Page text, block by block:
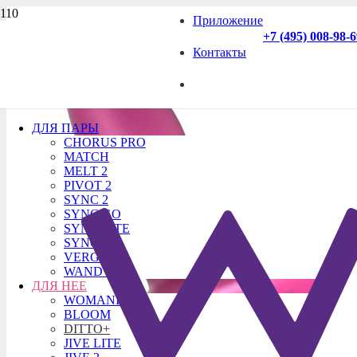
Приложение
Контакты
+7 (495) 008-98-
ДЛЯ ПАРЫ
CHORUS PRO
MATCH
MELT 2
PIVOT 2
SYNC 2
SYNC GO
SYNC LITE
SYNC O
VERGE 2
WAND 2
ДЛЯ НЕЕ
WOMANIZER
BLOOM
DITTO+
JIVE LITE